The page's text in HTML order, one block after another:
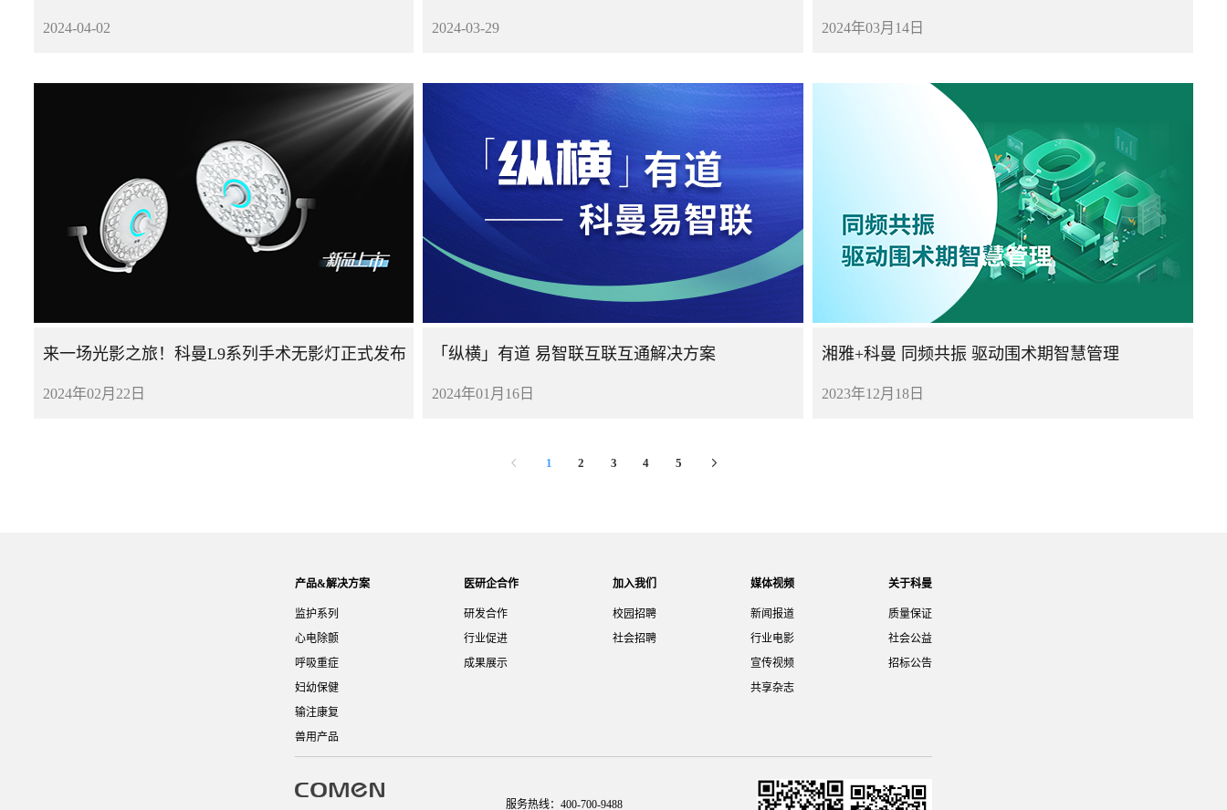
2024-04-02 2024-03-29 2024年03月14日
来一场光影之旅！科曼L9系列手术无影灯正式发布
2024年02月22日
「纵横」有道 易智联互联互通解决方案
2024年01月16日
湘雅+科曼 同频共振 驱动围术期智慧管理
2023年12月18日
1 2 3 4 5
产品&解决方案
监护系列
心电除颤
呼吸重症
妇幼保健
输注康复
兽用产品
医研企合作
研发合作
行业促进
成果展示
加入我们
校园招聘
社会招聘
媒体视频
新闻报道
行业电影
宣传视频
共享杂志
关于科曼
质量保证
社会公益
招标公告
服务热线：400-700-9488